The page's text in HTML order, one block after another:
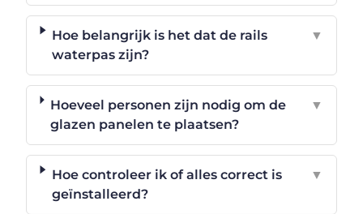
Hoe belangrijk is het dat de rails
waterpas zijn?
▼
Hoeveel personen zijn nodig om de
glazen panelen te plaatsen?
▼
Hoe controleer ik of alles correct is
geïnstalleerd?
▼